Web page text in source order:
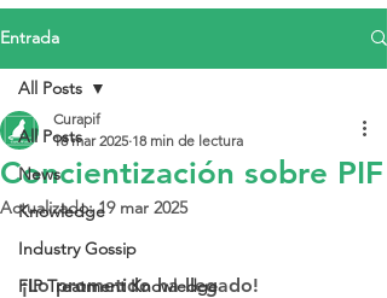
Entrada
All Posts
News
Knowledge
Industry Gossip
FIP Treatment Knowledge
All Posts
Concientización sobre PIF
Curapif
18 mar 2025 18 min de lectura
Actualizado:19 mar 2025
¡Lo prometido ha llegado!